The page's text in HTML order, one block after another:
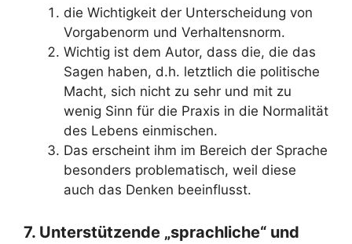
die Wichtigkeit der Unterscheidung von
Vorgabenorm und Verhaltensnorm.
Wichtig ist dem Autor, dass die, die das
Sagen haben, d.h. letztlich die politische
Macht, sich nicht zu sehr und mit zu
wenig Sinn für die Praxis in die Normalität
des Lebens einmischen.
Das erscheint ihm im Bereich der Sprache
besonders problematisch, weil diese
auch das Denken beeinflusst.
7. Unterstützende „sprachliche“ und